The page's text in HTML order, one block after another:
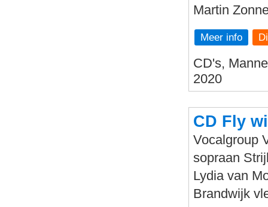
Martin
Meer info
CD's,
2020
CD Fly
Vocalgroup
sopraan
Lydia van
Brandwijk